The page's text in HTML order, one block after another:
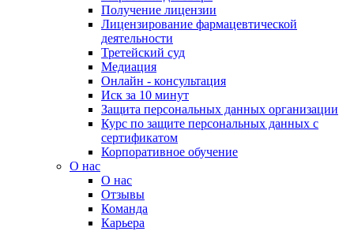
Получение лицензии
Лицензирование фармацевтической
деятельности
Третейский суд
Медиация
Онлайн - консультация
Иск за 10 минут
Защита персональных данных организации
Курс по защите персональных данных с
сертификатом
Корпоративное обучение
О нас
О нас
Отзывы
Команда
Карьера